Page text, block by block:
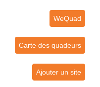
WeQuad
Carte des quadeurs
Ajouter un site